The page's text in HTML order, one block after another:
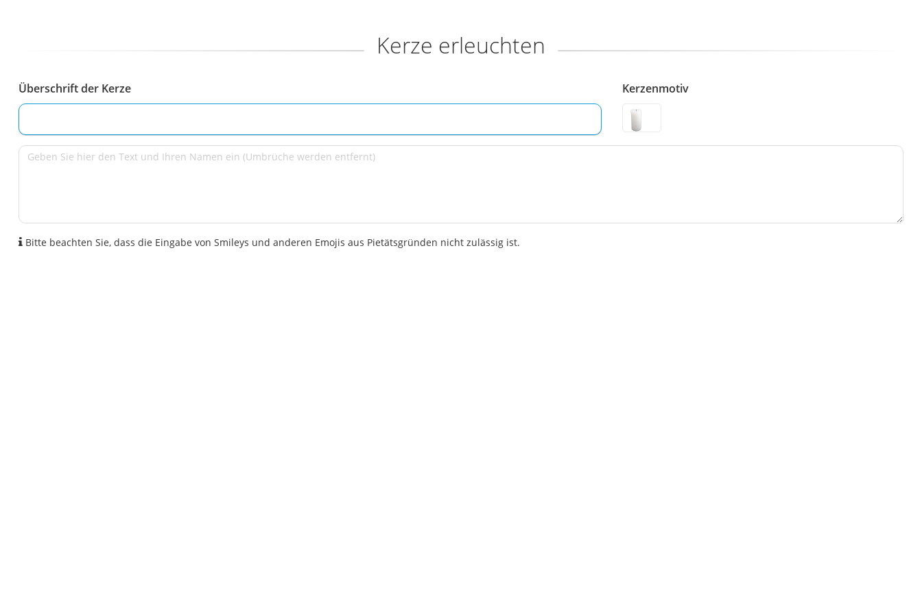
Kerze erleuchten
Überschrift der Kerze Kerzenmotiv
Bitte beachten Sie, dass die Eingabe von Smileys und anderen Emojis aus Pietätsgründen nicht zulässig ist.